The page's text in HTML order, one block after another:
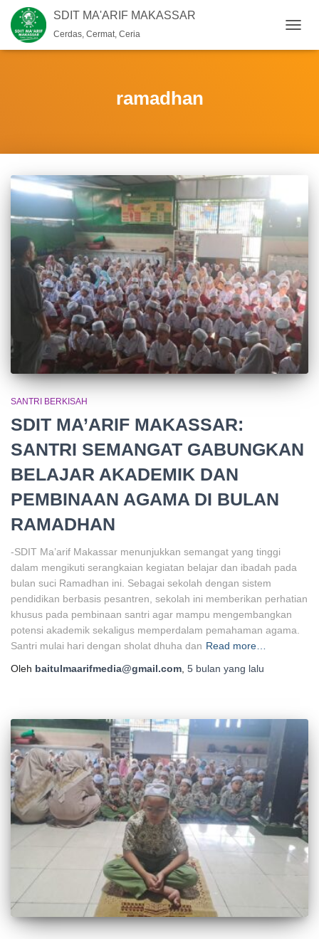
SDIT MA'ARIF MAKASSAR
Cerdas, Cermat, Ceria
ramadhan
SANTRI BERKISAH
SDIT MA’ARIF MAKASSAR:
SANTRI SEMANGAT GABUNGKAN
BELAJAR AKADEMIK DAN
PEMBINAAN AGAMA DI BULAN
RAMADHAN
-SDIT Ma’arif Makassar menunjukkan semangat yang tinggi
dalam mengikuti serangkaian kegiatan belajar dan ibadah pada
bulan suci Ramadhan ini. Sebagai sekolah dengan sistem
pendidikan berbasis pesantren, sekolah ini memberikan perhatian
khusus pada pembinaan santri agar mampu mengembangkan
potensi akademik sekaligus memperdalam pemahaman agama.
Santri mulai hari dengan sholat dhuha dan Read more…
Oleh baitulmaarifmedia@gmail.com 5 bulan yang lalu